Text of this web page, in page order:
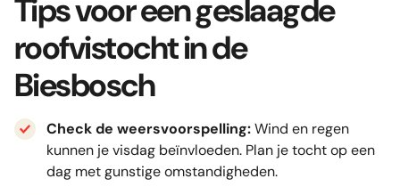
Tips voor een geslaagde
roofvistocht in de
Biesbosch
Check de weersvoorspelling:Wind en regen
kunnen je visdag beïnvloeden. Plan je tocht op een
dag met gunstige omstandigheden.